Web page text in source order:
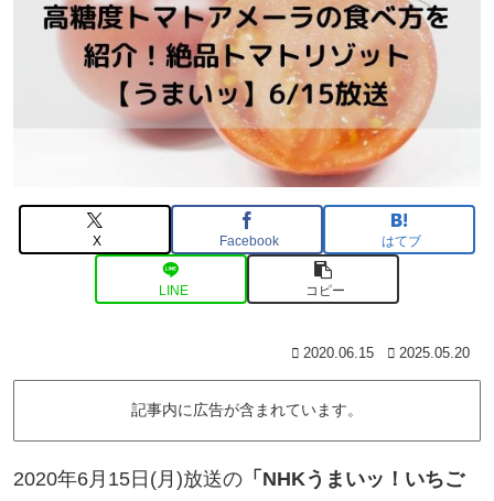
X Facebook はてブ
LINE コピー
2020.06.15 2025.05.20
記事内に広告が含まれています。
2020年6月15日(月)放送の 「NHKうまいッ！いちご